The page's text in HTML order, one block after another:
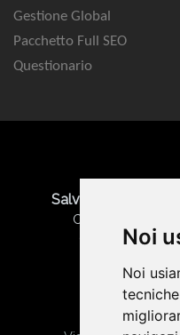
Noi
Noi
Gestione Global
Pacchetto Full SEO
Questionario
Salvatore
Corso San
CHE-
Gabriele